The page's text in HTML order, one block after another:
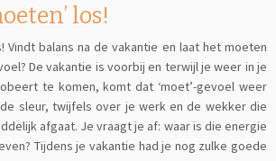
los!
Vindt balans na de vakantie en laat het moeten
De vakantie is voorbij en terwijl je weer in je
te komen, komt dat ‘moet’-gevoel weer
sleur, twijfels over je werk en de wekker die
afgaat. Je vraagt je af: waar is die energie
Tijdens je vakantie had je nog zulke goede